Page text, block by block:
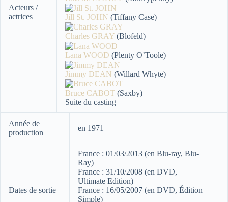
Acteurs /
actrices
Jill St. JOHN (Tiffany Case)
Charles GRAY (Blofeld)
Lana WOOD (Plenty O’Toole)
Jimmy DEAN (Willard Whyte)
Bruce CABOT (Saxby)
Suite du casting
Année de
production
en 1971
Dates de sortie
France : 01/03/2013 (en Blu-ray, Blu-
Ray)
France : 31/10/2008 (en DVD,
Ultimate Edition)
France : 16/05/2007 (en DVD, Édition
Simple)